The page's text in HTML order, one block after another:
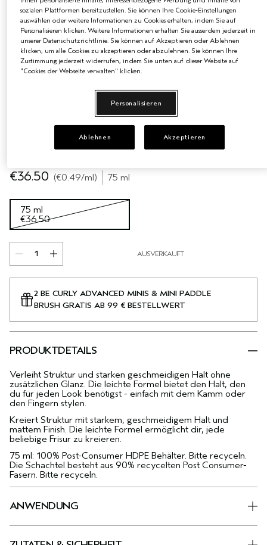
EMPFINDLICHE KOPFHAUT
PURE ABUNDANCE
ALLE KOLLEKTIONEN
€36.50 €0.49/ml 75 ml
75 ml
€36.50
AUSVERKAUFT
2 BE CURLY ADVANCED MINIS & MINI PADDLE
BRUSH GRATIS AB 99 € BESTELLWERT
PRODUKTDETAILS
Verleiht Struktur und starken geschmeidigen Halt ohne
zusätzlichen Glanz. Die leichte Formel bietet den Halt, den
du für jeden Look benötigst - einfach mit dem Kamm oder
den Fingern stylen.
Kreiert Struktur mit starkem, geschmeidigem Halt und
mattem Finish. Die leichte Formel ermöglicht dir, jede
beliebige Frisur zu kreieren.
75 ml: 100% Post-Consumer HDPE Behälter. Bitte recyceln.
Die Schachtel besteht aus 90% recycelten Post Consumer-
Fasern. Bitte recyceln.
ANWENDUNG
sozialen Plattformen bereitzustellen. Sie können Ihre Cookie-Einstellungen
auswählen oder weitere Informationen zu Cookies erhalten, indem Sie auf
Personalisieren klicken. Weitere Informationen erhalten Sie ausserdem jederzeit in
unserer Datenschutzrichtlinie. Sie können auf Akzeptieren oder Ablehnen
klicken, um alle Cookies zu akzeptieren oder abzulehnen. Sie können Ihre
Zustimmung jederzeit widerrufen, indem Sie unten auf dieser Website auf
"Cookies der Webseite verwalten" klicken.
Personalisieren
Ablehnen Akzeptieren